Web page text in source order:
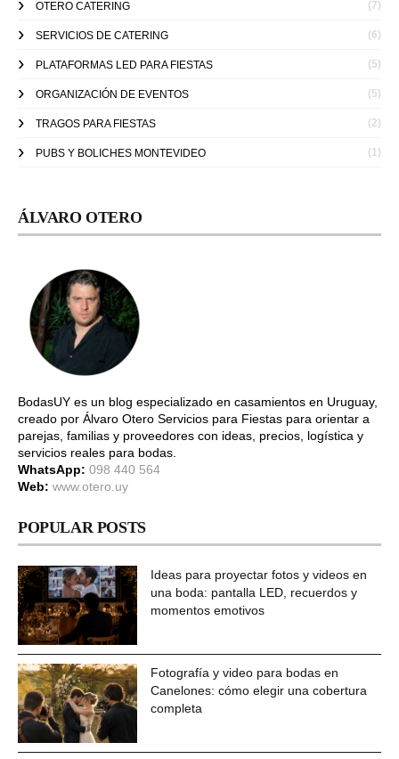
OTERO CATERING (7)
SERVICIOS DE CATERING (6)
PLATAFORMAS LED PARA FIESTAS (5)
ORGANIZACIÓN DE EVENTOS (5)
TRAGOS PARA FIESTAS (2)
PUBS Y BOLICHES MONTEVIDEO (1)
ÁLVARO OTERO
BodasUY es un blog especializado en casamientos en Uruguay,
creado por Álvaro Otero Servicios para Fiestas para orientar a
parejas, familias y proveedores con ideas, precios, logística y
servicios reales para bodas.
WhatsApp: 098 440 564
Web: www.otero.uy
POPULAR POSTS
Ideas para proyectar fotos y videos en
una boda: pantalla LED, recuerdos y
momentos emotivos
Fotografía y video para bodas en
Canelones: cómo elegir una cobertura
completa